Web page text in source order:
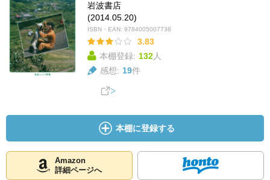
岩波書店
(2014.05.20)
ISBN・EAN: 9784005007738
3.83
本棚登録: 132人
感想: 19件
本棚に登録する
Amazon
詳細ページへ